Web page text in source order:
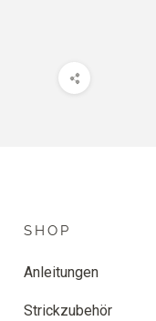
SHOP
Anleitungen
Strickzubehör